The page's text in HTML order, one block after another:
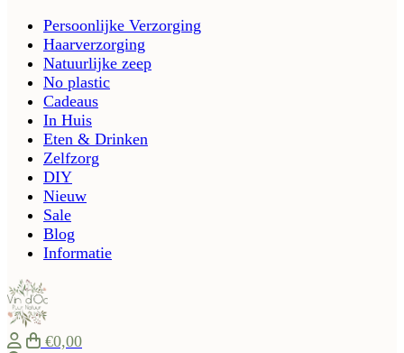
Persoonlijke Verzorging
Haarverzorging
Natuurlijke zeep
No plastic
Cadeaus
In Huis
Eten & Drinken
Zelfzorg
DIY
Nieuw
Sale
Blog
Informatie
€0,00